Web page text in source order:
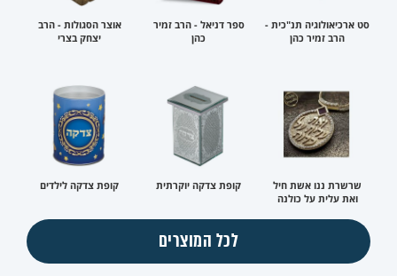
סט ארכיאולוגיה תנ"כית -
הרב זמיר כהן
ספר דניאל - הרב זמיר
כהן
אוצר הסגולות - הרב
יצחק בצרי
שרשרת ננו אשת חיל
ואת עלית על כולנה
קופת צדקה יוקרתית קופת צדקה לילדים
לכל המוצרים